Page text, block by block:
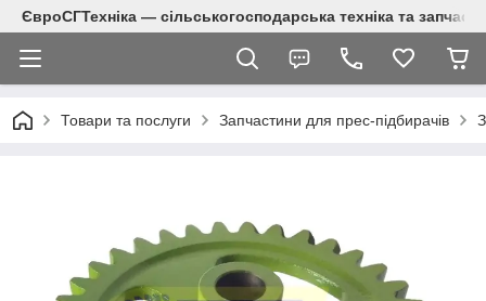
ЄвроСГТехніка — сільськогосподарська техніка та
Товари та послуги Запчастини для прес-підбирачів